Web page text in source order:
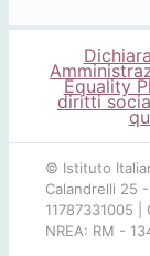
Equality
diritti
© Istituto
Calandrelli 25
11787331005 |
NREA: RM -